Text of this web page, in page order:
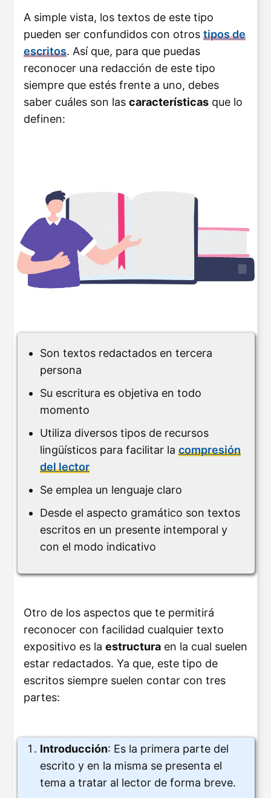
A simple vista, los textos de este tipo
pueden ser confundidos con otros tipos de
escritos. Así que, para que puedas
reconocer una redacción de este tipo
siempre que estés frente a uno, debes
saber cuáles son las características que lo
definen:
Son textos redactados en tercera
persona
Su escritura es objetiva en todo
momento
Utiliza diversos tipos de recursos
lingüísticos para facilitar la compresión
del lector
Se emplea un lenguaje claro
Desde el aspecto gramático son textos
escritos en un presente intemporal y
con el modo indicativo
Otro de los aspectos que te permitirá
reconocer con facilidad cualquier texto
expositivo es la estructura en la cual suelen
estar redactados. Ya que, este tipo de
escritos siempre suelen contar con tres
partes:
Introducción: Es la primera parte del
escrito y en la misma se presenta el
tema a tratar al lector de forma breve.